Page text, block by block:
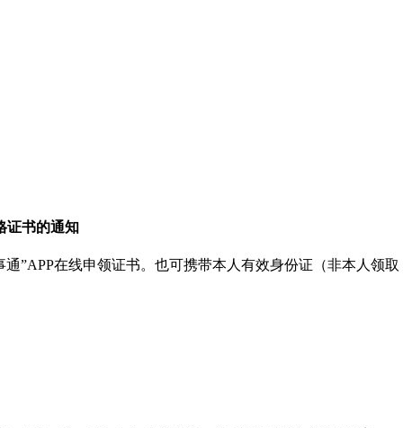
证书的通知
”APP在线申领证书。也可携带本人有效身份证（非本人领取